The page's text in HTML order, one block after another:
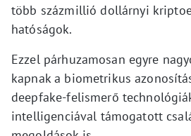
több százmillió dollárnyi
hatóságok.
Ezzel párhuzamosan egyre
kapnak a biometrikus
deepfake-felismerő
intelligenciával támogatott